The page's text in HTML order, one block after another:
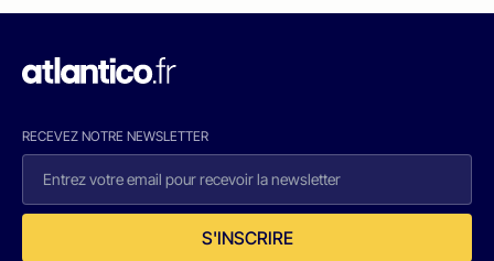
RECEVEZ NOTRE NEWSLETTER
S'INSCRIRE